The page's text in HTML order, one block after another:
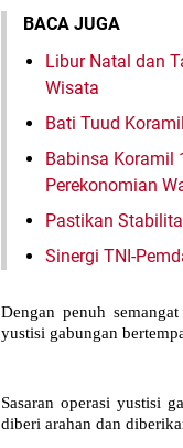
BACA JUGA
Libur Natal dan
Wisata
Bati Tuud
Babinsa Koramil
Perekonomian
Pastikan
Sinergi TNI-
Dengan penuh
yustisi gabungan
Sasaran operasi yustisi
diberi arahan dan